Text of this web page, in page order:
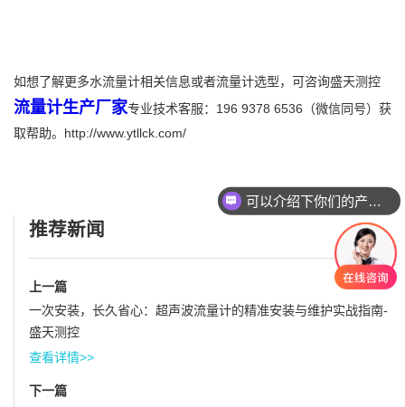
如想了解更多水流量计相关信息或者流量计选型，可咨询盛天测控
流量计生产厂家专业技术客服：196 9378 6536（微信同号）获
取帮助。http://www.ytllck.com/
推荐新闻
上一篇
一次安装，长久省心：超声波流量计的精准安装与维护实战指南-
盛天测控
查看详情>>
下一篇